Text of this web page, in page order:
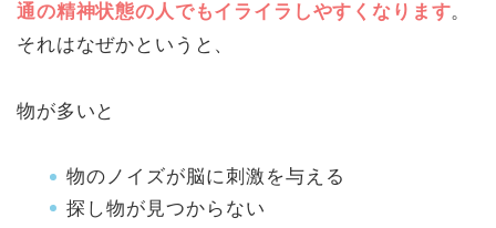
通の精神状態の人でもイライラしやすくなります。
それはなぜかというと、
物が多いと
物のノイズが脳に刺激を与える
探し物が見つからない